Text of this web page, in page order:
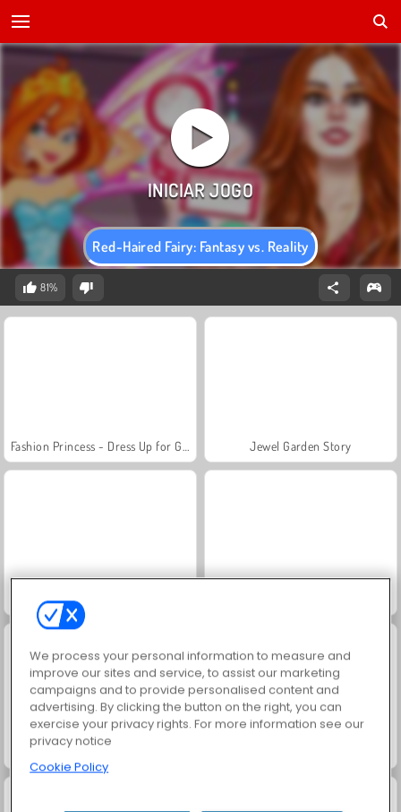
Red-Haired Fairy: Fantasy vs. Reality
81%
Jewel Garden Story
Masha and the Bear: Meadows
Juice Merge
We process your personal information to measure and
improve our sites and service, to assist our marketing
campaigns and to provide personalised content and
advertising. By clicking the button on the right, you can
exercise your privacy rights. For more information see our
privacy notice
Cookie Policy